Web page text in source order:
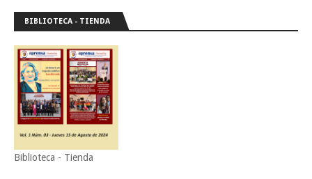
BIBLIOTECA - TIENDA
Biblioteca - Tienda